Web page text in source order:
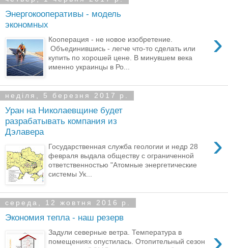
Энергокооперативы - модель
экономных
›
Кооперация - не новое изобретение.
Объединившись - легче что-то сделать или
купить по хорошей цене. В минувшем века
именно украинцы в Ро...
неділя, 5 березня 2017 р.
Уран на Николаевщине будет
разрабатывать компания из
Дэлавера
›
Государственная служба геологии и недр 28
февраля выдала обществу с ограниченной
ответственностью "Атомные энергетические
системы Ук...
середа, 12 жовтня 2016 р.
Экономия тепла - наш резерв
Задули северные ветра. Температура в
помещениях опустилась. Отопительный сезон